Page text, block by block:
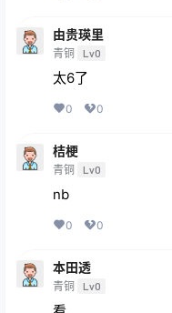
由贵瑛里
青铜 Lv0
太6了
0 0
桔梗
青铜 Lv0
nb
0 0
本田透
青铜 Lv0